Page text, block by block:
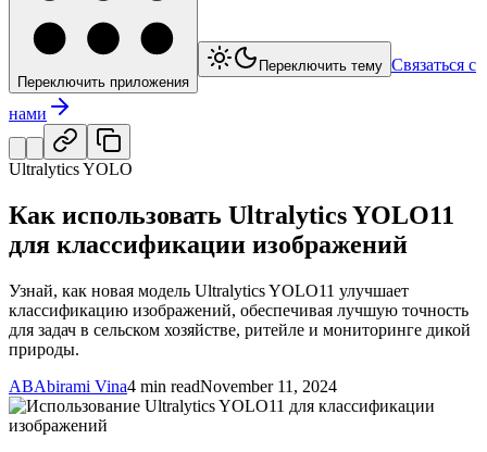
Переключить приложения
Переключить тему Связаться с
нами
Ultralytics YOLO
Как использовать Ultralytics YOLO11
для классификации изображений
Узнай, как новая модель Ultralytics YOLO11 улучшает
классификацию изображений, обеспечивая лучшую точность
для задач в сельском хозяйстве, ритейле и мониторинге дикой
природы.
ABAbirami Vina4 min readNovember 11, 2024